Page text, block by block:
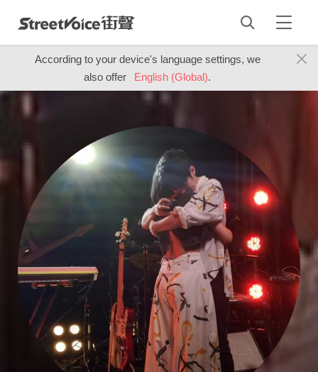
According to your device's language settings, we
also offer
English (Global).